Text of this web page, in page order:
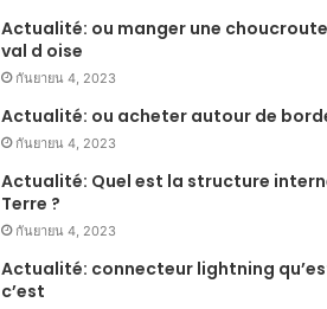
Actualité: ou manger une
val d oise
กันยายน 4, 2023
Actualité: ou acheter autour de
กันยายน 4, 2023
Actualité: Quel est la structure
Terre ?
กันยายน 4, 2023
Actualité: connecteur lightning
c’est